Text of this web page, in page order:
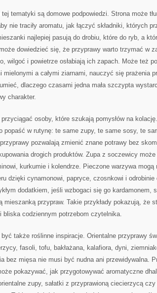
tematyki są domowe podpowiedzi. Strona może
nie traciły aromatu, jak łączyć składniki, których
najlepiej pasują do drobiu, które do ryb, a
dowiedzieć się, że przyprawy warto trzymać w
wilgoć i powietrze osłabiają ich zapach. Może też
mielonymi a całymi ziarnami, nauczyć się prażenia
dlaczego czasami jedna mała szczypta
charakter.
osoby, które szukają pomysłów na
popaść w rutynę: te same zupy, te same sosy, te
pozwalają zmienić znane potrawy bez
drogich produktów. Zupa z soczewicy
kurkumie i kolendrze. Pieczone warzywa mogą
dzięki cynamonowi, papryce, czosnkowi i odrobinie
dodatkiem, jeśli wzbogaci się go kardamonem,
mieszanką przypraw. Takie przykłady pokazują, że
bliska codziennym potrzebom czytelnika.
także roślinne inspiracje. Orientalne przyprawy
fasoli, tofu, bakłażana, kalafiora, dyni,
bez mięsa nie musi być nudna ani przewidywalna.
pokazywać, jak przygotowywać aromatyczne
zupy, sałatki z przyprawioną ciecierzycą